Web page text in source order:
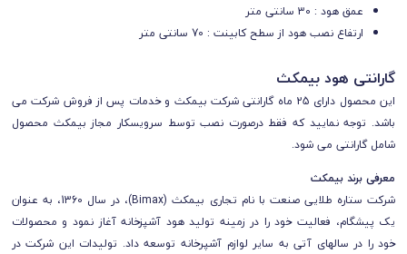
عمق هود : 30 سانتی متر
ارتفاع نصب هود از سطح کابینت : 70 سانتی متر
گارانتی هود بیمکث
این محصول دارای 25 ماه گارانتی شرکت بیمکث و خدمات پس از فروش شرکت می
باشد. توجه نمایید که فقط درصورت نصب توسط سرویسکار مجاز بیمکث محصول
شامل گارانتی می شود.
معرفی برند بیمکث
شرکت ستاره طلایی صنعت با نام تجاری بیمکث (Bimax)، در سال 1360، به عنوان
یک پیشگام، فعالیت خود را در زمینه تولید هود آشپزخانه آغاز نمود و محصولات
خود را در سال­های آتی به سایر لوازم آشپرخانه توسعه داد. تولیدات این شرکت در